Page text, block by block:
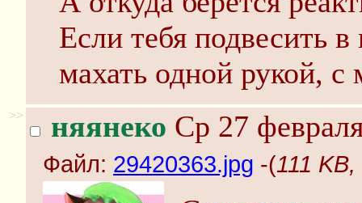
Если тебя подвесить
махать одной рукой, с
>> няянеко Ср 27
Файл: 29420363.jpg -(111